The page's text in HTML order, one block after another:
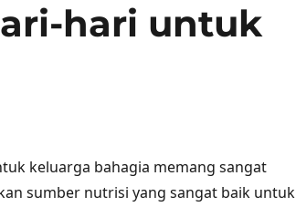
hari untuk
keluarga bahagia memang sangat
sumber nutrisi yang sangat baik untuk